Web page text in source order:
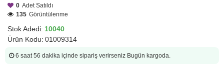
Stok Adedi: 10040
Ürün Kodu: 01009314
0 Adet Satıldı
135 Görüntülenme
6 saat 56 dakika içinde sipariş verirseniz Bugün kargoda.